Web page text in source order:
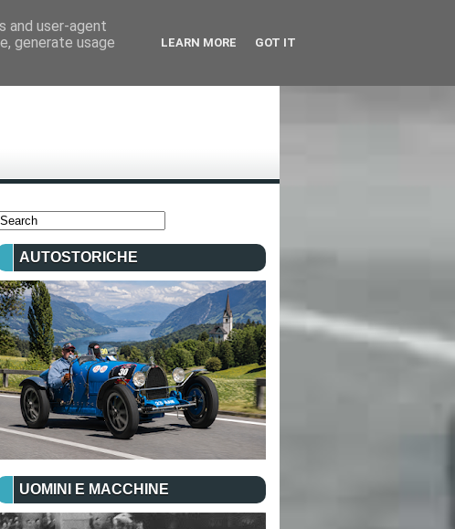
AUTOSTORICHE
UOMINI E MACCHINE
and user-agent
generate usage
LEARN MORE GOT IT